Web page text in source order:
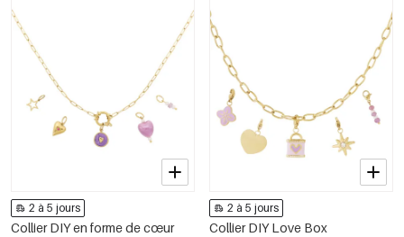
2 à 5 jours
Collier DIY en forme de cœur
2 à 5 jours
Collier DIY Love Box